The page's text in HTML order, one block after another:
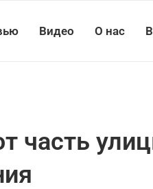
Видео О нас
часть